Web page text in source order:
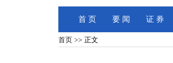
首 页 要 闻 证 券
首页 >> 正文